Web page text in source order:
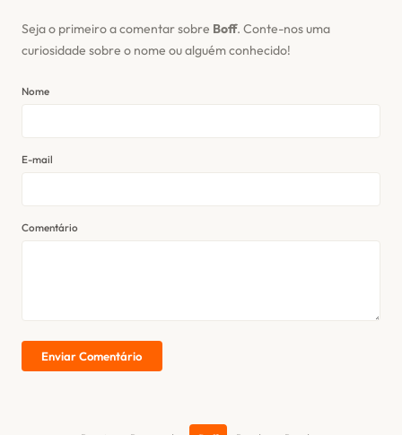
Seja o primeiro a comentar sobre Boff. Conte-nos uma
curiosidade sobre o nome ou alguém conhecido!
Nome
E-mail
Comentário
Enviar Comentário